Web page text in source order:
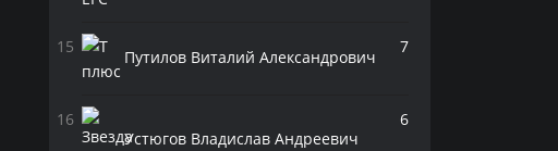
Путилов Виталий Александрович
7
Устюгов Владислав Андреевич
6